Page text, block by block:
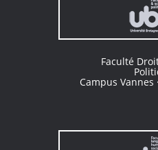
Faculté
Campus Vannes ·